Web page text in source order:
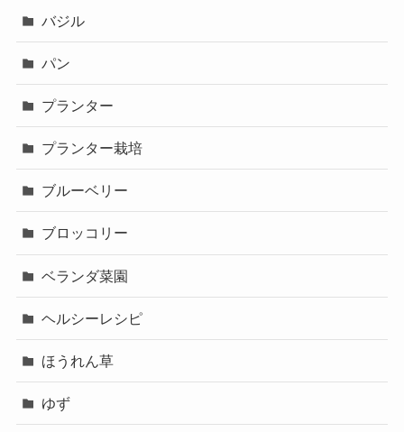
バジル
パン
プランター
プランター栽培
ブルーベリー
ブロッコリー
ベランダ菜園
ヘルシーレシピ
ほうれん草
ゆず